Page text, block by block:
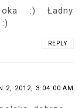
:) Ładny
REPLY
2, 2012, 3:04:00 AM